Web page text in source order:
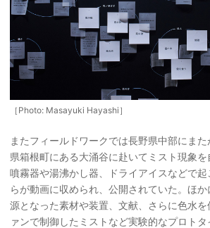
［Photo: Masayuki Hayashi］
またフィールドワークでは長野県中部にま
県箱根町にある大涌谷に赴いてミスト現象
噴霧器や湯沸かし器、ドライアイスなどで
らが動画に収められ、公開されていた。ほ
源となった素材や装置、文献、さらに色水
ァンで制御したミストなど実験的なプロト